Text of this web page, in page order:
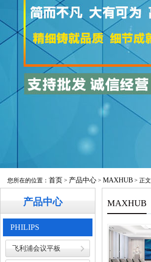
您所在的位置： 首页 > 产品中心 > MAXHUB > 正文
产品中心
PHILIPS
飞利浦会议平板
MAXHUB